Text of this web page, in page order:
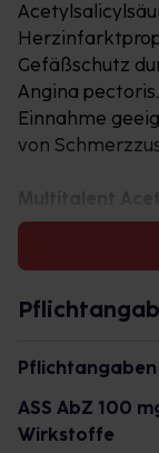
Gefäßschutz
Angina
Einnahme
von
pectoris
ASS-AbZ 100
wichtiger
ein
entstehen.
Pflichtangaben
ASS AbZ 100
Wirkstoffe